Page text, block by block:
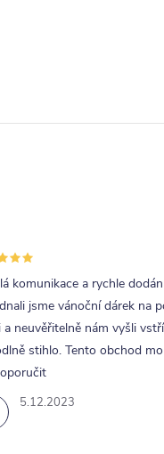
5.12.2023
komunikace a rychle
jsme vánoční dárek na
a neuvěřitelně nám vyšli
stihlo. Tento obchod